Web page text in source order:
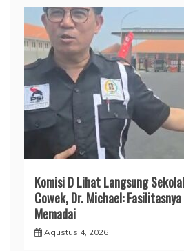
Komisi D Lihat Langsung
Cowek, Dr. Michael:
Memadai
Agustus 4, 2026